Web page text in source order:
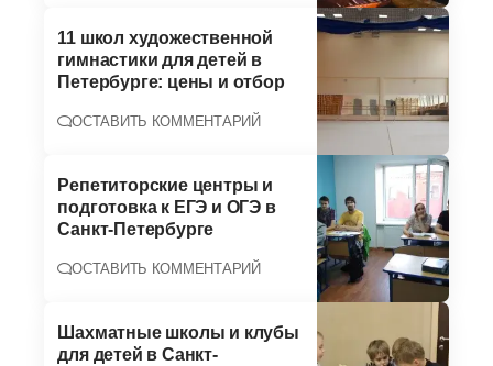
11 школ художественной
гимнастики для детей в
Петербурге: цены и отбор
ОСТАВИТЬ КОММЕНТАРИЙ
Репетиторские центры и
подготовка к ЕГЭ и ОГЭ в
Санкт-Петербурге
ОСТАВИТЬ КОММЕНТАРИЙ
Шахматные школы и клубы
для детей в Санкт-